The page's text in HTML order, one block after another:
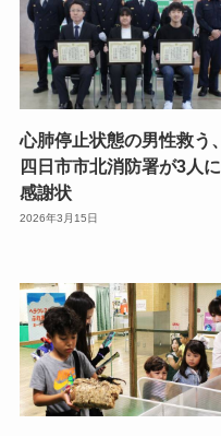
心肺停止状態の男性救う、
四日市市北消防署が3人に
感謝状
2026年3月15日